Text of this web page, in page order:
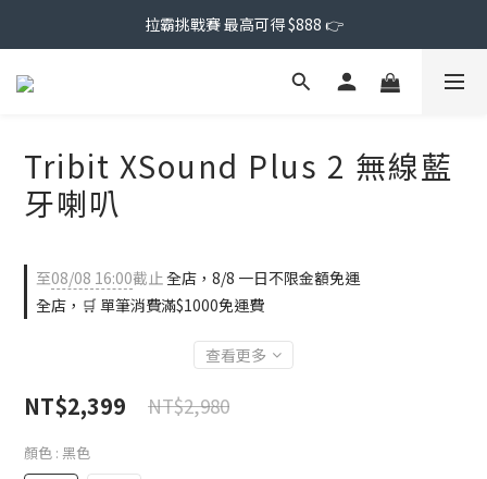
拉霸挑戰賽 最高可得 $888 👉
Tribit XSound Plus 2 無線藍
牙喇叭
至08/08 16:00截止全店，8/8 一日不限金額免運
全店，🛒 單筆消費滿$1000免運費
查看更多
NT$2,399 NT$2,980
顏色 : 黑色